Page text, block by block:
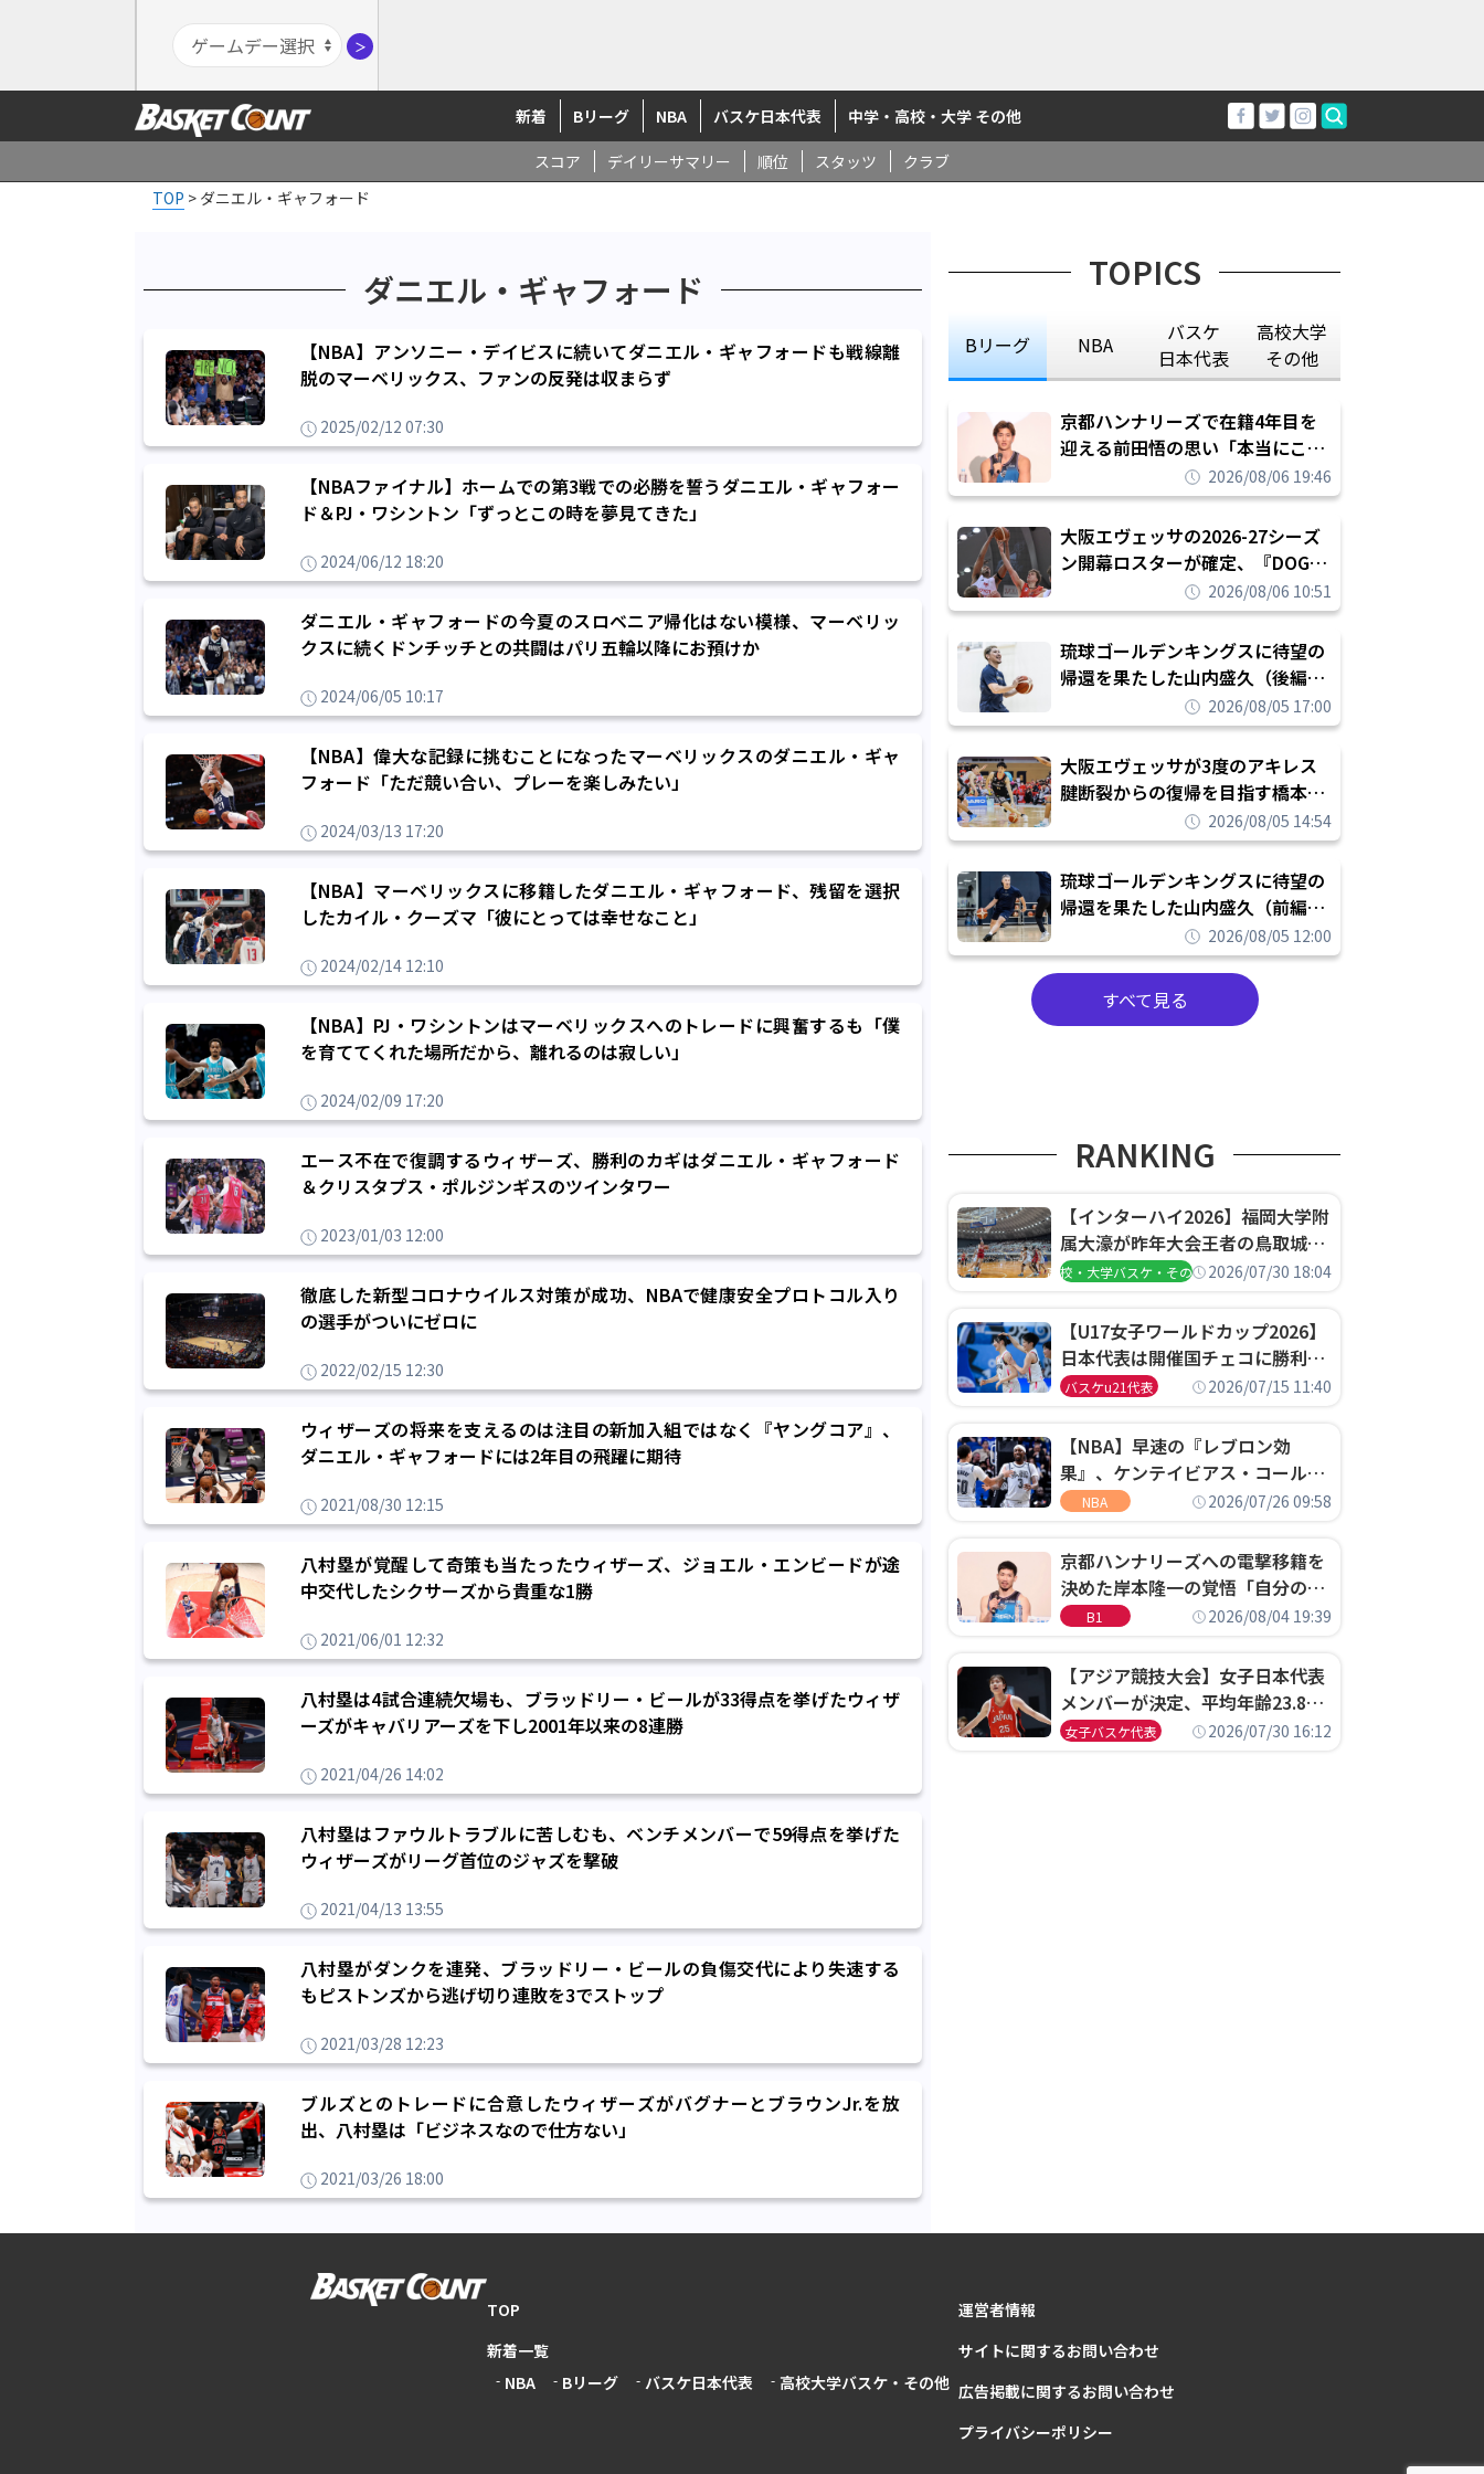
＞
新着 Bリーグ NBA バスケ日本代表 中学・高校・大学 その他
スコア デイリーサマリー 順位 スタッツ
クラブ
TOP > ダニエル・ギャフォード
ダニエル・ギャフォード
【NBA】アンソニー・デイビスに続いてダニエル・ギャフォードも戦線離
脱のマーベリックス、ファンの反発は収まらず
2025/02/12 07:30
【NBAファイナル】ホームでの第3戦での必勝を誓うダニエル・ギャフォー
ド＆PJ・ワシントン「ずっとこの時を夢見てきた」
2024/06/12 18:20
ダニエル・ギャフォードの今夏のスロベニア帰化はない模様、マーベリッ
クスに続くドンチッチとの共闘はパリ五輪以降にお預けか
2024/06/05 10:17
【NBA】偉大な記録に挑むことになったマーベリックスのダニエル・ギャ
フォード「ただ競い合い、プレーを楽しみたい」
2024/03/13 17:20
【NBA】マーベリックスに移籍したダニエル・ギャフォード、残留を選択
したカイル・クーズマ「彼にとっては幸せなこと」
2024/02/14 12:10
【NBA】PJ・ワシントンはマーベリックスへのトレードに興奮するも「僕
を育ててくれた場所だから、離れるのは寂しい」
2024/02/09 17:20
エース不在で復調するウィザーズ、勝利のカギはダニエル・ギャフォード
＆クリスタプス・ポルジンギスのツインタワー
2023/01/03 12:00
徹底した新型コロナウイルス対策が成功、NBAで健康安全プロトコル入り
の選手がついにゼロに
2022/02/15 12:30
ウィザーズの将来を支えるのは注目の新加入組ではなく『ヤングコア』、
ダニエル・ギャフォードには2年目の飛躍に期待
2021/08/30 12:15
八村塁が覚醒して奇策も当たったウィザーズ、ジョエル・エンビードが途
中交代したシクサーズから貴重な1勝
2021/06/01 12:32
八村塁は4試合連続欠場も、ブラッドリー・ビールが33得点を挙げたウィザ
ーズがキャバリアーズを下し2001年以来の8連勝
2021/04/26 14:02
八村塁はファウルトラブルに苦しむも、ベンチメンバーで59得点を挙げた
ウィザーズがリーグ首位のジャズを撃破
2021/04/13 13:55
八村塁がダンクを連発、ブラッドリー・ビールの負傷交代により失速する
もピストンズから逃げ切り連敗を3でストップ
2021/03/28 12:23
ブルズとのトレードに合意したウィザーズがバグナーとブラウンJr.を放
出、八村塁は「ビジネスなので仕方ない」
2021/03/26 18:00
TOPICS
Bリーグ NBA
バスケ
日本代表
高校大学
その他
京都ハンナリーズで在籍4年目を
迎える前田悟の思い「本当にこの
チームで勝ちたい、負けたまま舐
められたまま終わりたくない」
2026/08/06 19:46
大阪エヴェッサの2026-27シーズ
ン開幕ロスターが確定、『DOG
FIGHT』のチームカルチャーを推
し進めて結果を求めるシーズンへ
2026/08/06 10:51
琉球ゴールデンキングスに待望の
帰還を果たした山内盛久（後編）
「1人のウチナーンチュとしてみ
んなが誇りに思えるチームにして
いく」
2026/08/05 17:00
大阪エヴェッサが3度のアキレス
腱断裂からの復帰を目指す橋本拓
哉と契約を締結「もう一度コート
に立ちたい」
2026/08/05 14:54
琉球ゴールデンキングスに待望の
帰還を果たした山内盛久（前編）
「キングスが積み上げてきたもの
を次の世代に繋いでいくのがやり
甲斐」
2026/08/05 12:00
すべて見る
RANKING
【インターハイ2026】福岡大学附
属大濠が昨年大会王者の鳥取城北
を撃破、大阪薫英女学院は岐阜女
高校・大学バスケ・その他2026/07/30 18:04
【U17女子ワールドカップ2026】
日本代表は開催国チェコに勝利し
て予選グループ3連勝で首位通
決定
バスケu21代表 2026/07/15 11:40
【NBA】早速の『レブロン効
果』、ケンテイビアス・コールド
ウェル・ポープがセブンティシク
NBA 2026/07/26 09:58
京都ハンナリーズへの電撃移籍を
決めた岸本隆一の覚悟「自分のエ
ゴというちっぽけなことのため
B1 2026/08/04 19:39
【アジア競技大会】女子日本代表
メンバーが決定、平均年齢23.8歳
のフレッシュなメンバーが日本開
女子バスケ代表 2026/07/30 16:12
TOP
新着一覧
NBA
Bリーグ バスケ日本代表 高校大学バスケ・その他
運営者情報
サイトに関するお問い合わせ
広告掲載に関するお問い合わせ
プライバシーポリシー